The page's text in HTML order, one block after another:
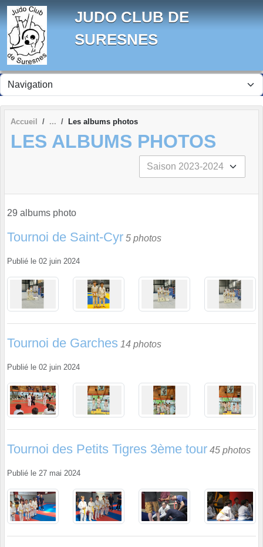
JUDO CLUB DE
SURESNES
Accueil Les albums photos
LES ALBUMS PHOTOS
29 albums photo
Tournoi de Saint-Cyr 5 photos
Publié le 02 juin 2024
Tournoi de Garches 14 photos
Publié le 02 juin 2024
Tournoi des Petits Tigres 3ème tour 45 photos
Publié le 27 mai 2024
Panneau de gestion des cookies